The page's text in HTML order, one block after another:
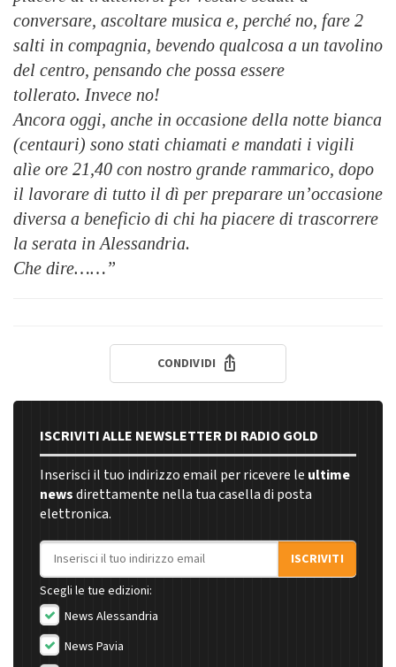
conversare, ascoltare musica e, perché no, fare 2
salti in compagnia, bevendo qualcosa a un tavolino
del centro, pensando che possa essere
tollerato. Invece no!
Ancora oggi, anche in occasione della notte bianca
(centauri) sono stati chiamati e mandati i vigili
alìe ore 21,40 con nostro grande rammarico, dopo
il lavorare di tutto il dì per preparare un’occasione
diversa a beneficio di chi ha piacere di trascorrere
la serata in Alessandria.
Che dire……”
CONDIVIDI
ISCRIVITI ALLE NEWSLETTER DI RADIO GOLD
Inserisci il tuo indirizzo email per ricevere le ultime
newsdirettamente nella tua casella di posta
elettronica.
Indirizzo email
ISCRIVITI
Scegli le tue edizioni:
News Alessandria
News Pavia